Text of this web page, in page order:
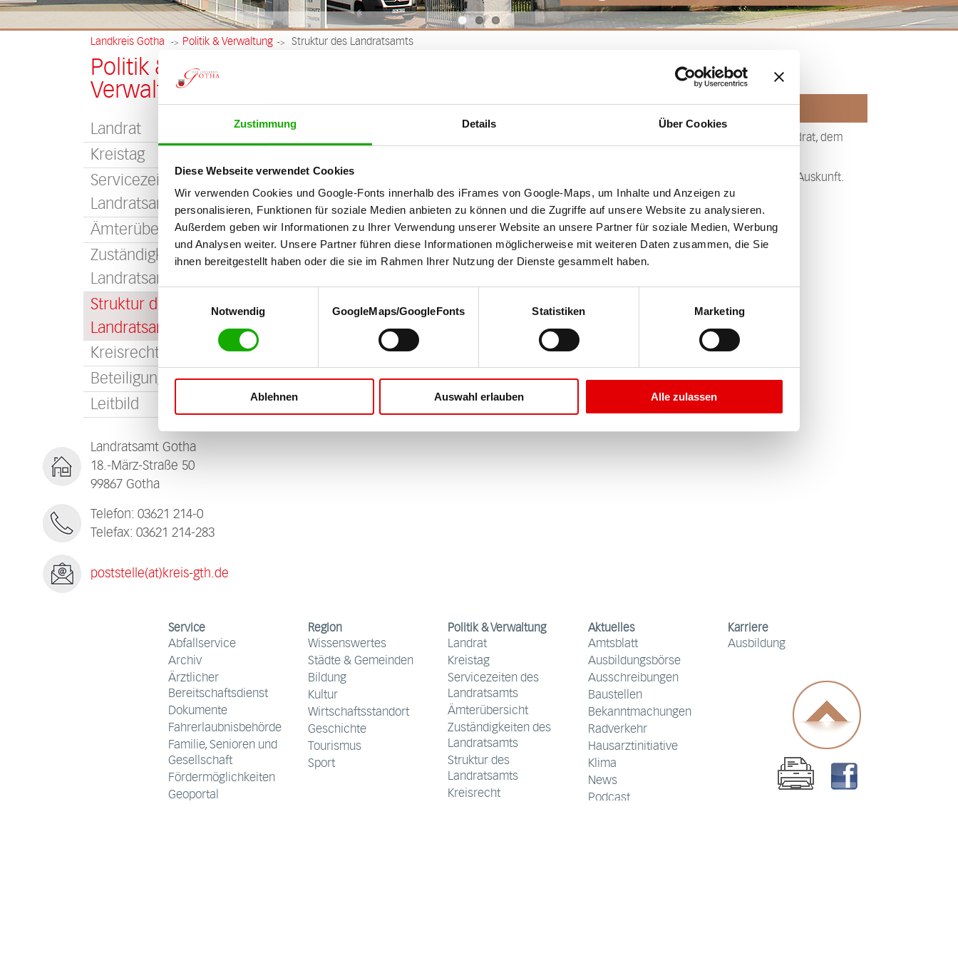
Zustimmung Details Über Cookies
Diese Webseite verwendet Cookies
Wir verwenden Cookies und Google-Fonts innerhalb des iFrames von Google-Maps, um Inhalte und Anzeigen zu
personalisieren, Funktionen für soziale Medien anbieten zu können und die Zugriffe auf unsere Website zu analysieren.
Außerdem geben wir Informationen zu Ihrer Verwendung unserer Website an unsere Partner für soziale Medien, Werbung
und Analysen weiter. Unsere Partner führen diese Informationen möglicherweise mit weiteren Daten zusammen, die Sie
ihnen bereitgestellt haben oder die sie im Rahmen Ihrer Nutzung der Dienste gesammelt haben.
Einwilligungsauswahl
Notwendig
GoogleMaps/GoogleFonts Statistiken Marketing
Ablehnen Auswahl erlauben Alle zulassen
Landkreis Gotha -> Politik & Verwaltung -> Struktur des Landratsamts
Politik &
Verwaltung
Landrat
Kreistag
Servicezeiten des
Landratsamts
Ämterübersicht
Zuständigkeiten des
Landratsamts
Struktur des
Landratsamts
Kreisrecht
Beteiligungen
Leitbild
Landratsamt Gotha
18.-März-Straße 50
99867 Gotha
Telefon: 03621 214-0
Telefax: 03621 214-283
poststelle(at)kreis-gth.de
Verwaltungsgliederung
Die einzelnen Ämter des Landratsamts Gotha sind in drei Dezernaten zusammen gefasst, die dem Landrat, dem
Folgendes pdf-Dokument gibt über den
(Stand: 01.2026) der Behörde Auskunft.
Service
Abfallservice
Archiv
Ärztlicher
Bereitschaftsdienst
Dokumente
Fahrerlaubnisbehörde
Familie, Senioren und
Gesellschaft
Fördermöglichkeiten
Geoportal
Region
Wissenswertes
Städte & Gemeinden
Bildung
Kultur
Wirtschaftsstandort
Geschichte
Tourismus
Sport
Politik & Verwaltung
Landrat
Kreistag
Servicezeiten des
Landratsamts
Ämterübersicht
Zuständigkeiten des
Landratsamts
Struktur des
Landratsamts
Kreisrecht
Aktuelles
Amtsblatt
Ausbildungsbörse
Ausschreibungen
Baustellen
Bekanntmachungen
Radverkehr
Hausarztinitiative
Klima
News
Podcast
Karriere
Ausbildung